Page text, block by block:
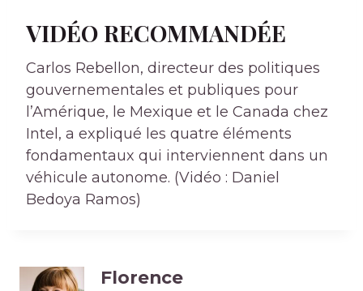
VIDÉO RECOMMANDÉE
Carlos Rebellon, directeur des politiques
gouvernementales et publiques pour
l’Amérique, le Mexique et le Canada chez
Intel, a expliqué les quatre éléments
fondamentaux qui interviennent dans un
véhicule autonome. (Vidéo : Daniel
Bedoya Ramos)
Florence